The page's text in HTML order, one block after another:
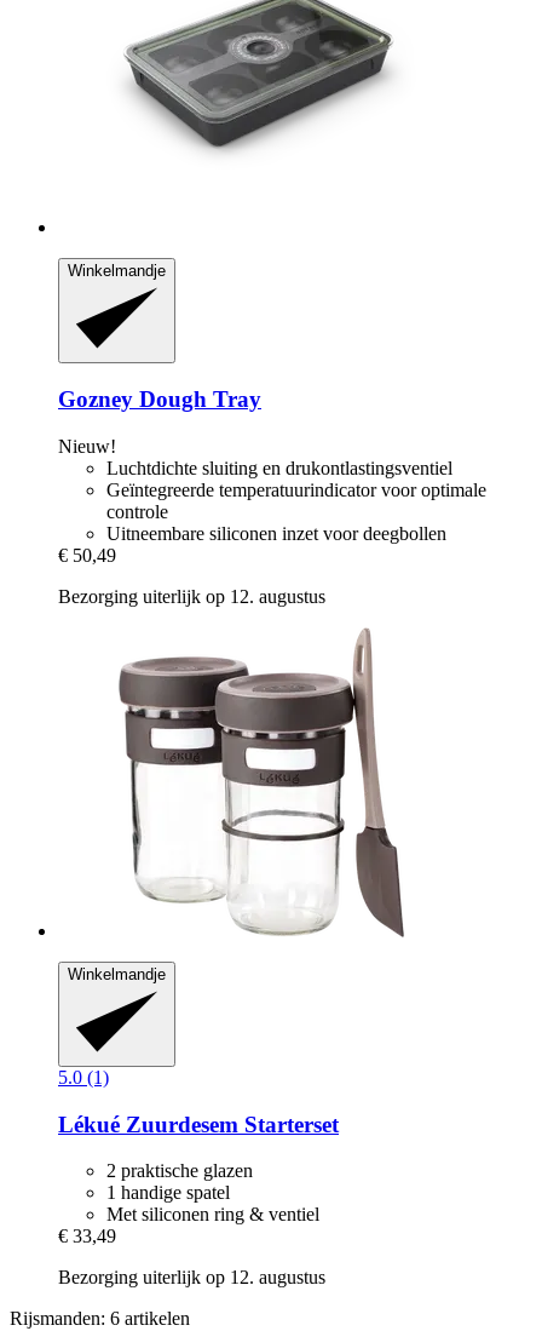
Winkelmandje
Gozney Dough Tray
Nieuw!
Luchtdichte sluiting en drukontlastingsventiel
Geïntegreerde temperatuurindicator voor optimale
controle
Uitneembare siliconen inzet voor deegbollen
€ 50,49
Bezorging uiterlijk op 12. augustus
Winkelmandje
5.0 (1)
Lékué Zuurdesem Starterset
2 praktische glazen
1 handige spatel
Met siliconen ring & ventiel
€ 33,49
Bezorging uiterlijk op 12. augustus
Rijsmanden: 6 artikelen